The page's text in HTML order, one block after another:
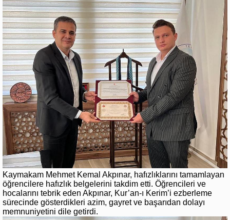
Kaymakam Mehmet Kemal Akpınar, hafızlıklarını tamamlayan
öğrencilere hafızlık belgelerini takdim etti. Öğrencileri ve
hocalarını tebrik eden Akpınar, Kur’an-ı Kerim’i ezberleme
sürecinde gösterdikleri azim, gayret ve başarıdan dolayı
memnuniyetini dile getirdi.